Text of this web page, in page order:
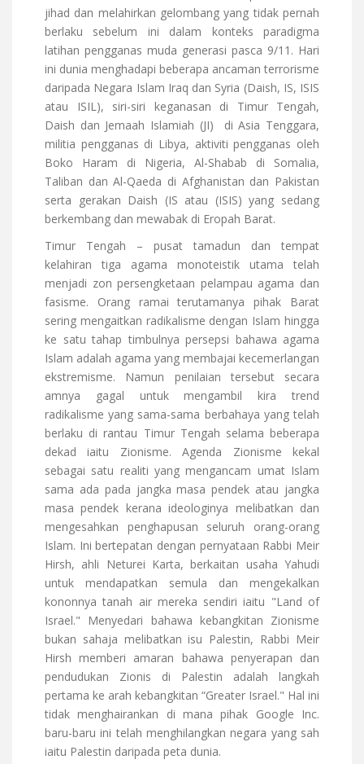
jihad dan melahirkan gelombang yang tidak pernah
berlaku sebelum ini dalam konteks paradigma
latihan pengganas muda generasi pasca 9/11. Hari
ini dunia menghadapi beberapa ancaman terrorisme
daripada Negara Islam Iraq dan Syria (Daish, IS, ISIS
atau ISIL), siri-siri keganasan di Timur Tengah,
Daish dan Jemaah Islamiah (JI) di Asia Tenggara,
militia pengganas di Libya, aktiviti pengganas oleh
Boko Haram di Nigeria, Al-Shabab di Somalia,
Taliban dan Al-Qaeda di Afghanistan dan Pakistan
serta gerakan Daish (IS atau (ISIS) yang sedang
berkembang dan mewabak di Eropah Barat.
Timur Tengah – pusat tamadun dan tempat
kelahiran tiga agama monoteistik utama telah
menjadi zon persengketaan pelampau agama dan
fasisme. Orang ramai terutamanya pihak Barat
sering mengaitkan radikalisme dengan Islam hingga
ke satu tahap timbulnya persepsi bahawa agama
Islam adalah agama yang membajai kecemerlangan
ekstremisme. Namun penilaian tersebut secara
amnya gagal untuk mengambil kira trend
radikalisme yang sama-sama berbahaya yang telah
berlaku di rantau Timur Tengah selama beberapa
dekad iaitu Zionisme. Agenda Zionisme kekal
sebagai satu realiti yang mengancam umat Islam
sama ada pada jangka masa pendek atau jangka
masa pendek kerana ideologinya melibatkan dan
mengesahkan penghapusan seluruh orang-orang
Islam. Ini bertepatan dengan pernyataan Rabbi Meir
Hirsh, ahli Neturei Karta, berkaitan usaha Yahudi
untuk mendapatkan semula dan mengekalkan
kononnya tanah air mereka sendiri iaitu "Land of
Israel." Menyedari bahawa kebangkitan Zionisme
bukan sahaja melibatkan isu Palestin, Rabbi Meir
Hirsh memberi amaran bahawa penyerapan dan
pendudukan Zionis di Palestin adalah langkah
pertama ke arah kebangkitan “Greater Israel." Hal ini
tidak menghairankan di mana pihak Google Inc.
baru-baru ini telah menghilangkan negara yang sah
iaitu Palestin daripada peta dunia.